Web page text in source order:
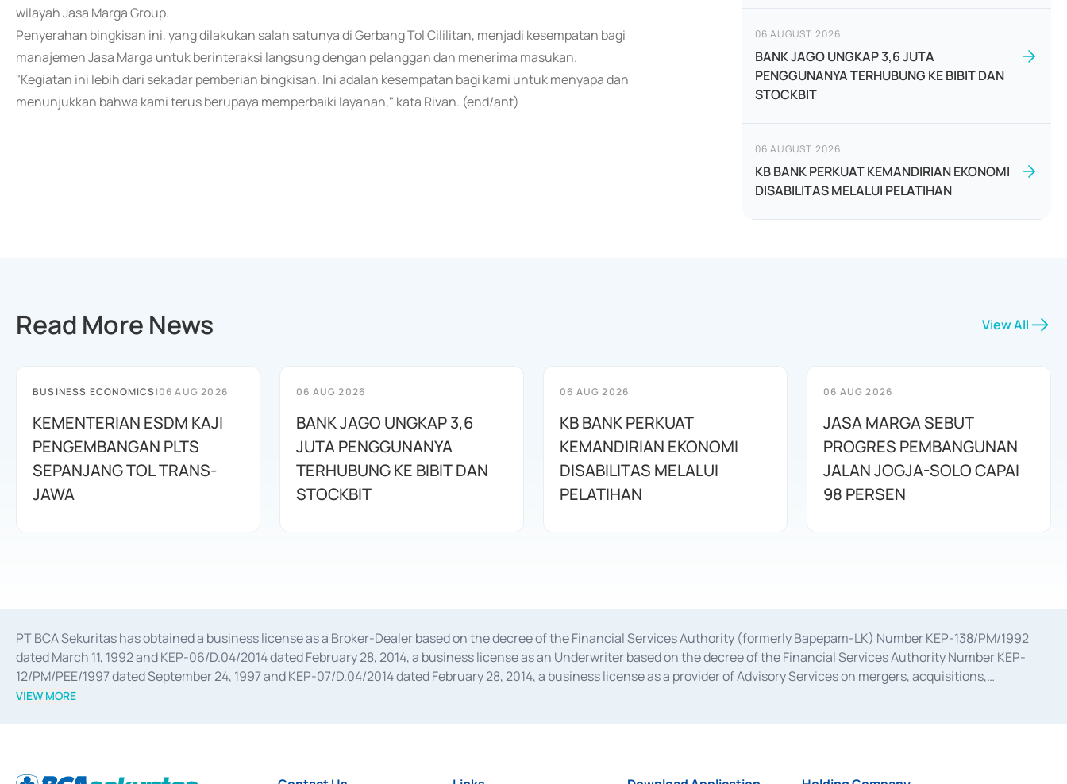
wilayah Jasa Marga Group.
Penyerahan bingkisan ini, yang dilakukan salah satunya di Gerbang Tol Cililitan, menjadi kesempatan bagi
manajemen Jasa Marga untuk berinteraksi langsung dengan pelanggan dan menerima masukan.
"Kegiatan ini lebih dari sekadar pemberian bingkisan. Ini adalah kesempatan bagi kami untuk menyapa dan
menunjukkan bahwa kami terus berupaya memperbaiki layanan," kata Rivan. (end/ant)
06 AUGUST 2026
BANK JAGO UNGKAP 3,6 JUTA
PENGGUNANYA TERHUBUNG KE BIBIT DAN
STOCKBIT
06 AUGUST 2026
KB BANK PERKUAT KEMANDIRIAN EKONOMI
DISABILITAS MELALUI PELATIHAN
Read More News View All
BUSINESS ECONOMICS|06 AUG 2026
KEMENTERIAN ESDM KAJI
PENGEMBANGAN PLTS
SEPANJANG TOL TRANS-
JAWA
06 AUG 2026
BANK JAGO UNGKAP 3,6
JUTA PENGGUNANYA
TERHUBUNG KE BIBIT DAN
STOCKBIT
06 AUG 2026
KB BANK PERKUAT
KEMANDIRIAN EKONOMI
DISABILITAS MELALUI
PELATIHAN
06 AUG 2026
JASA MARGA SEBUT
PROGRES PEMBANGUNAN
JALAN JOGJA-SOLO CAPAI
98 PERSEN
PT BCA Sekuritas has obtained a business license as a Broker-Dealer based on the decree of the Financial Services Authority (formerly Bapepam-LK) Number KEP-138/PM/1992
dated March 11, 1992 and KEP-06/D.04/2014 dated February 28, 2014, a business license as an Underwriter based on the decree of the Financial Services Authority Number KEP-
12/PM/PEE/1997 dated September 24, 1997 and KEP-07/D.04/2014 dated February 28, 2014, a business license as a provider of Advisory Services on mergers, acquisitions,
divestments, and joint ventures based on the decree of the Financial Services Authority Number S-67/PM.21/2014 dated February 28, 2014, a business license as a provider of
Settlement of Commercial Paper Transactions whose license was issued in 2018.
VIEW MORE